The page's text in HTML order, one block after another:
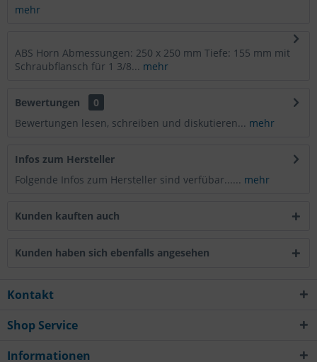
mehr
ABS Horn Abmessungen: 250 x 250 mm Tiefe: 155 mm mit
Schraubflansch für 1 3/8... mehr
Bewertungen
0
Bewertungen lesen, schreiben und diskutieren... mehr
Infos zum Hersteller
Folgende Infos zum Hersteller sind verfübar...... mehr
Kunden kauften auch
Kunden haben sich ebenfalls angesehen
Kontakt
Shop Service
Informationen